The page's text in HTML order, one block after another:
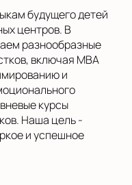
будущего детей
центров. В
разнообразные
включая MBA
и
курсы
Наша цель -
и успешное